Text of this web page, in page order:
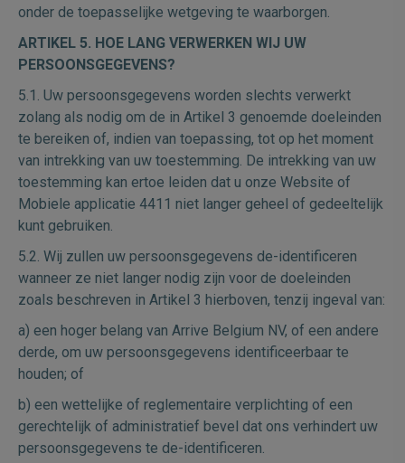
onder de toepasselijke wetgeving te waarborgen.
ARTIKEL 5. HOE LANG VERWERKEN WIJ UW
PERSOONSGEGEVENS?
5.1. Uw persoonsgegevens worden slechts verwerkt
zolang als nodig om de in Artikel 3 genoemde doeleinden
te bereiken of, indien van toepassing, tot op het moment
van intrekking van uw toestemming. De intrekking van uw
toestemming kan ertoe leiden dat u onze Website of
Mobiele applicatie 4411 niet langer geheel of gedeeltelijk
kunt gebruiken.
5.2. Wij zullen uw persoonsgegevens de-identificeren
wanneer ze niet langer nodig zijn voor de doeleinden
zoals beschreven in Artikel 3 hierboven, tenzij ingeval van:
a) een hoger belang van Arrive Belgium NV, of een andere
derde, om uw persoonsgegevens identificeerbaar te
houden; of
b) een wettelijke of reglementaire verplichting of een
gerechtelijk of administratief bevel dat ons verhindert uw
persoonsgegevens te de-identificeren.